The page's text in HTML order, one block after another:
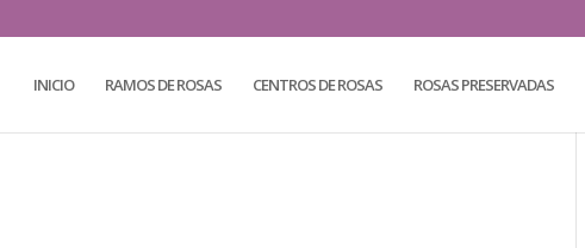
INICIO RAMOS DE ROSAS CENTROS DE ROSAS ROSAS PRESERVADAS